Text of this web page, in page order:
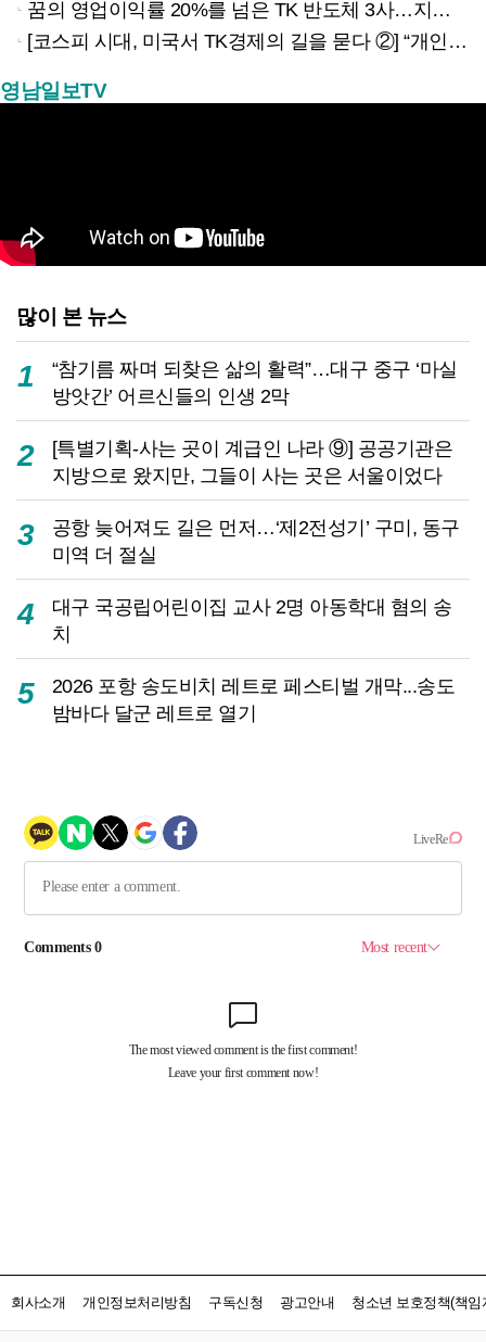
꿈의 영업이익률 20%를 넘은 TK 반도체 3사…지역 경제 생태계 바꾸나
[코스피 시대, 미국서 TK경제의 길을 묻다 ②] “개인재무 필수과목 지정했더니 신용점수 오르고 대출 연체율 33% 줄었다”
영남일보TV
많이 본 뉴스
1
“참기름 짜며 되찾은 삶의 활력”…대구 중구 ‘마실
방앗간’ 어르신들의 인생 2막
2
[특별기획-사는 곳이 계급인 나라 ⑨] 공공기관은
지방으로 왔지만, 그들이 사는 곳은 서울이었다
3
공항 늦어져도 길은 먼저…‘제2전성기’ 구미, 동구
미역 더 절실
4
대구 국공립어린이집 교사 2명 아동학대 혐의 송
치
5
2026 포항 송도비치 레트로 페스티벌 개막...송도
밤바다 달군 레트로 열기
회사소개 개인정보처리방침 구독신청 광고안내 청소년 보호정책(책임